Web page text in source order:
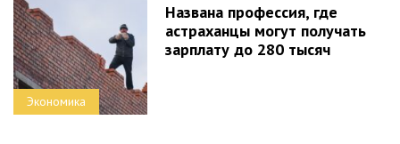
Экономика
Названа профессия, где
астраханцы могут получать
зарплату до 280 тысяч